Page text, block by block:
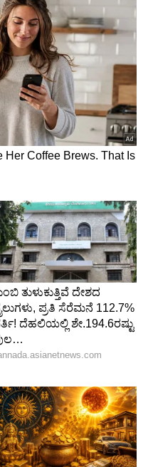
ಗುರಿಗಳಿಗೆ ಸಾಕಷ್ಟು
ಬಾರಿ ಖಿನ್ನತೆಗೆ
ಅವರ ಮನಸ್ಥಿತಿಯನ್ನು
ಅವರು
ಸಂಪ್ರದಾಯಗಳ ಕಡೆಗೆ
ಹೆಚ್ಚಾಗಿ ಕಠಿಣ ಪರಿಶ್ರಮ,